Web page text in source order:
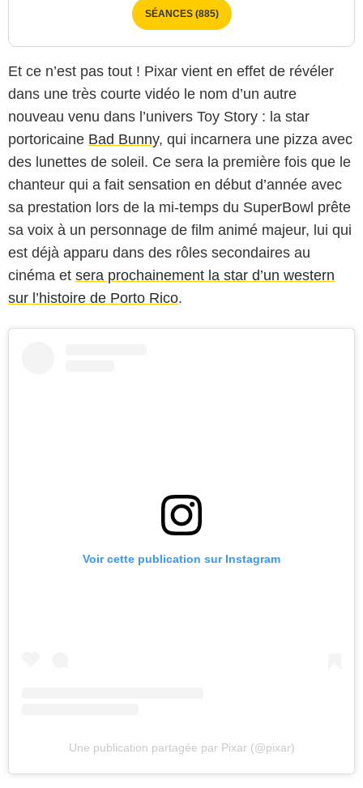
SÉANCES (885)
Et ce n’est pas tout ! Pixar vient en effet de révéler
dans une très courte vidéo le nom d’un autre
nouveau venu dans l’univers Toy Story : la star
portoricaine Bad Bunny, qui incarnera une pizza avec
des lunettes de soleil. Ce sera la première fois que le
chanteur qui a fait sensation en début d’année avec
sa prestation lors de la mi-temps du SuperBowl prête
sa voix à un personnage de film animé majeur, lui qui
est déjà apparu dans des rôles secondaires au
cinéma et sera prochainement la star d’un western
sur l’histoire de Porto Rico.
Voir cette publication sur Instagram
Une publication partagée par Pixar (@pixar)